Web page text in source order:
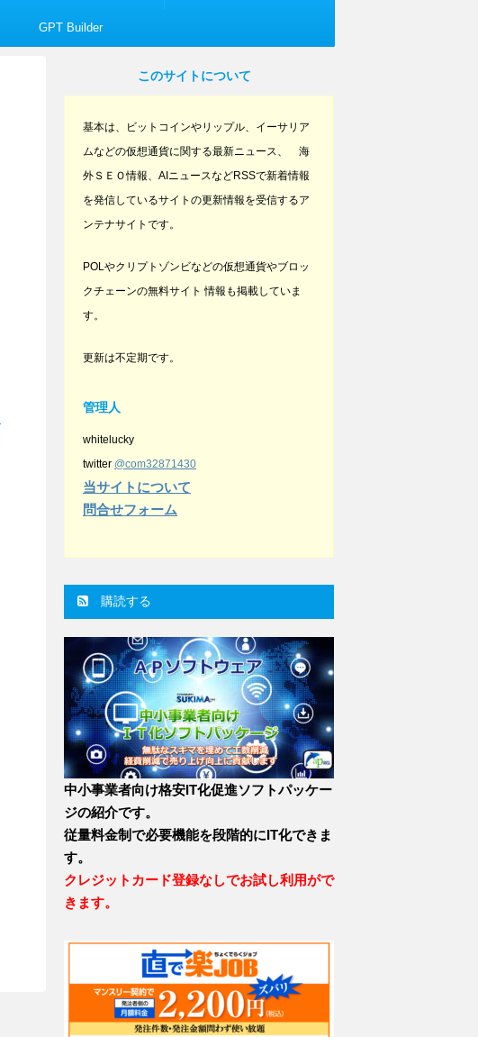
GPT Builder
このサイトについて
基本は、ビットコインやリップル、イーサリア
ムなどの仮想通貨に関する最新ニュース、 海
外ＳＥＯ情報、AIニュースなどRSSで新着情報
を発信しているサイトの更新情報を受信するア
ンテナサイトです。
POLやクリプトゾンビなどの仮想通貨やブロッ
クチェーンの無料サイト 情報も掲載していま
す。
更新は不定期です。
管理人
whitelucky
twitter @com32871430
当サイトについて
問合せフォーム
購読する
中小事業者向け格安IT化促進ソフトパッケー
ジの紹介です。
従量料金制で必要機能を段階的にIT化できま
す。
クレジットカード登録なしでお試し利用がで
きます。